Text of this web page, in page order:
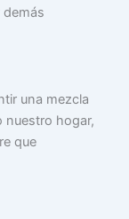
demás
una mezcla
nuestro hogar,
que